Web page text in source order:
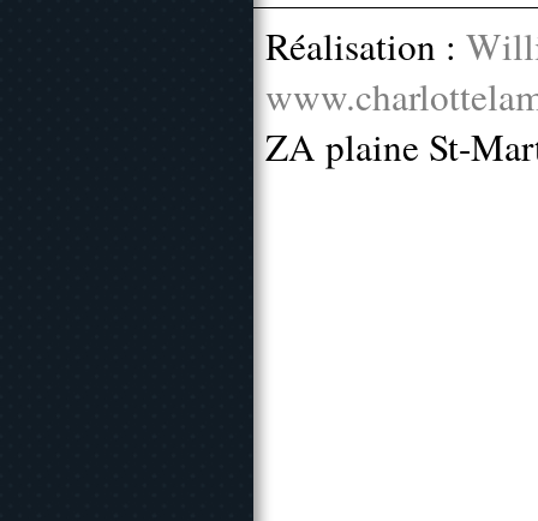
Réalisation :
ZA plaine St-